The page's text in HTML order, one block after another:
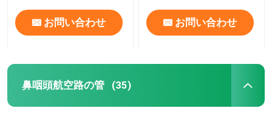
お問い合わせ お問い合わせ
鼻咽頭航空路の管 (35)